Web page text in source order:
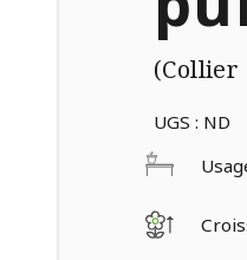
(Collier
UGS : ND